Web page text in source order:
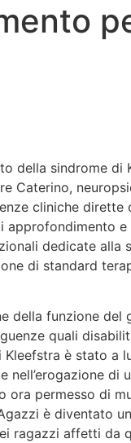
della sindrome di
Caterino,
cliniche
dedicate alla
di standard
della funzione del
quali
è stato a
di
ora permesso di
è diventato
ragazzi affetti da